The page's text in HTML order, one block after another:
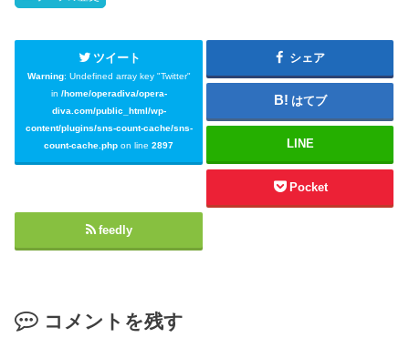
ツイート
Warning: Undefined array key "Twitter"
in /home/operadiva/opera-
diva.com/public_html/wp-
content/plugins/sns-count-cache/sns-
count-cache.php on line2897
シェア
はてブ
LINE
Pocket
feedly
コメントを残す